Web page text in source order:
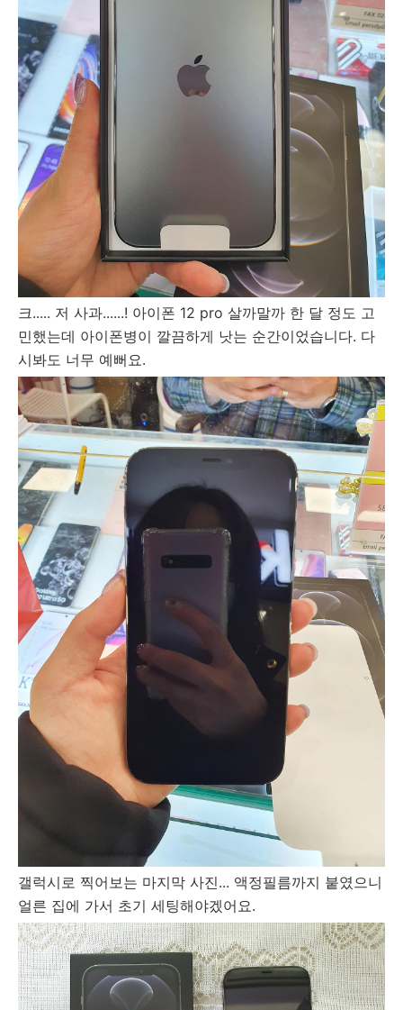
크..... 저 사과......! 아이폰 12 pro 살까말까 한 달 정도 고
민했는데 아이폰병이 깔끔하게 낫는 순간이었습니다. 다
시봐도 너무 예뻐요.
갤럭시로 찍어보는 마지막 사진... 액정필름까지 붙였으니
얼른 집에 가서 초기 세팅해야겠어요.